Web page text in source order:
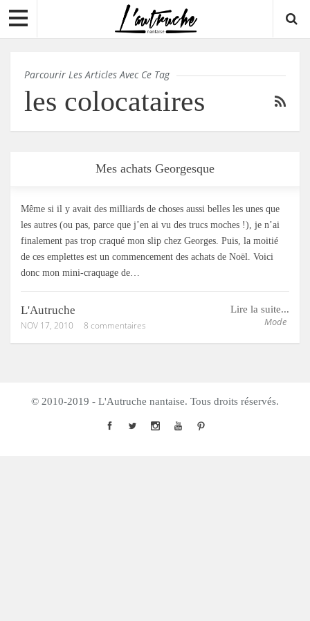
Parcourir Les Articles Avec Ce Tag
les colocataires
Mes achats Georgesque
Même si il y avait des milliards de choses aussi belles les unes que
les autres (ou pas, parce que j’en ai vu des trucs moches !), je n’ai
finalement pas trop craqué mon slip chez Georges. Puis, la moitié
de ces emplettes est un commencement des achats de Noël. Voici
donc mon mini-craquage de…
Lire la suite...
Mode
L'Autruche
NOV 17, 2010 8 commentaires
© 2010-2019 - L'Autruche nantaise. Tous droits réservés.